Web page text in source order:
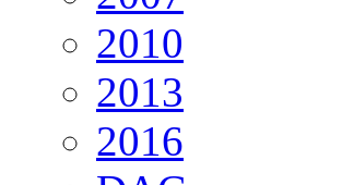
2010
2013
2016